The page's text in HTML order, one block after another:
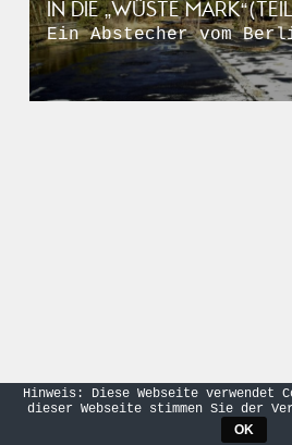
IN DIE „WÜSTE
Ein Abstecher vom
Hinweis: Diese Webseite verwendet
dieser Webseite stimmen Sie der
OK